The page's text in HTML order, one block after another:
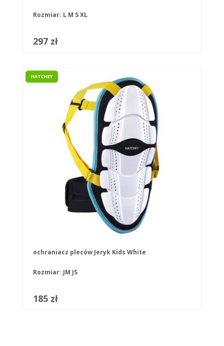
Rozmiar: L M SXL
297 zł
HATCHEY
ochraniacz pleców Jeryk Kids White
Rozmiar: JM JS
185 zł